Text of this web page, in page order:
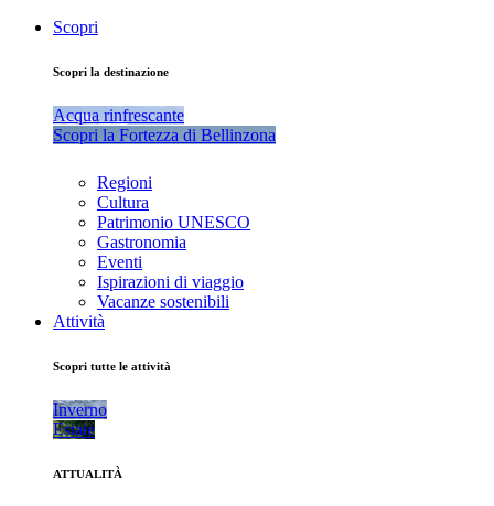
Scopri
Scopri la destinazione
Acqua rinfrescante
Scopri la Fortezza di Bellinzona
Regioni
Cultura
Patrimonio UNESCO
Gastronomia
Eventi
Ispirazioni di viaggio
Vacanze sostenibili
Attività
Scopri tutte le attività
Inverno
Estate
ATTUALITÀ